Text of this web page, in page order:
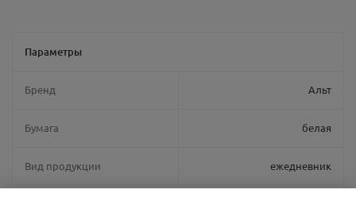
Параметры
Бренд Альт
Бумага белая
Вид продукции ежедневник